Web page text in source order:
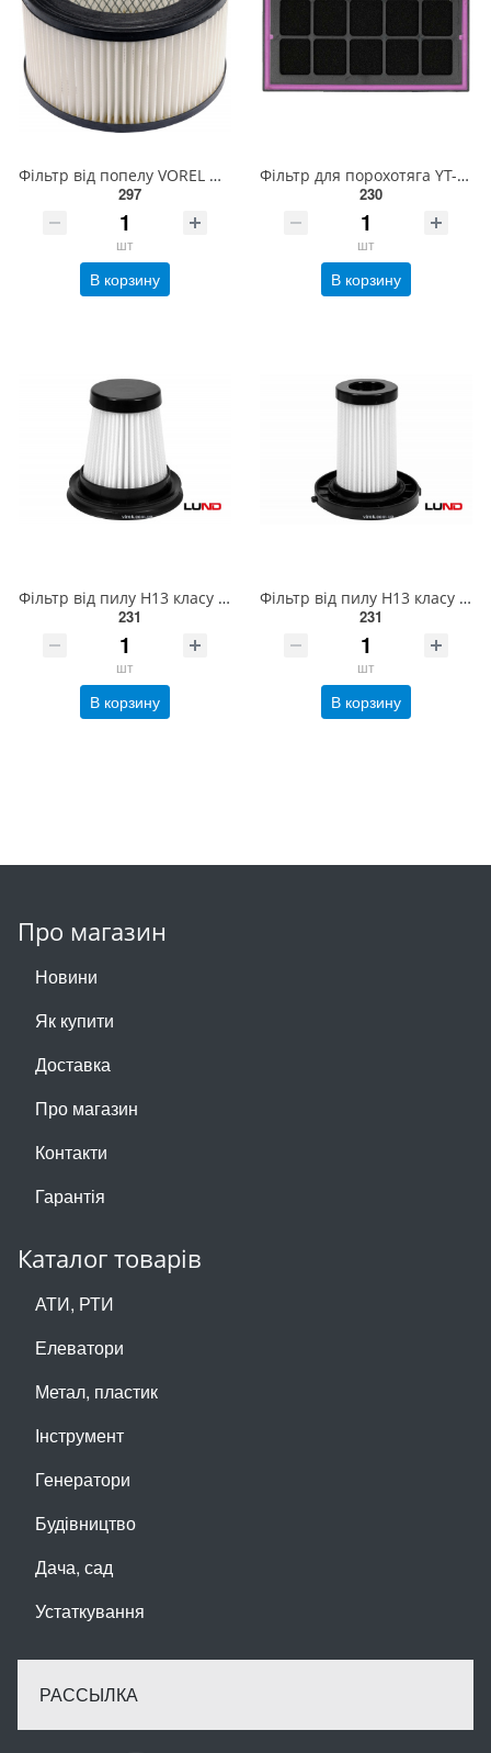
Фільтр від попелу VOREL Ø= 15.5/11.2 см, h= 9 см, для порохотягів 72928, 72930 [40] 72931
297
шт
В корзину
Фільтр для порохотяга YT-85715 YATO з губки [100] YT-85743
230
шт
В корзину
Фільтр від пилу Н13 класу LUND до порохотягів 67111 [200] 67116
231
шт
В корзину
Фільтр від пилу Н13 класу LUND до порохотягів 67110 і 67120 [100] 67115
231
шт
В корзину
Про магазин
Новини
Як купити
Доставка
Про магазин
Контакти
Гарантія
Каталог товарів
АТИ, РТИ
Елеватори
Метал, пластик
Інструмент
Генератори
Будівництво
Дача, сад
Устаткування
РАССЫЛКА